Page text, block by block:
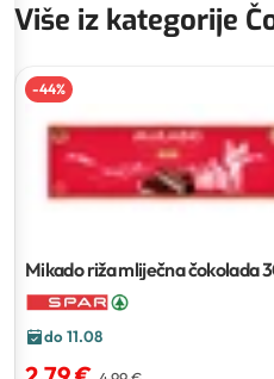
Više iz kategorije
-44%
Mikado riža mliječna čokolada
do 11.08